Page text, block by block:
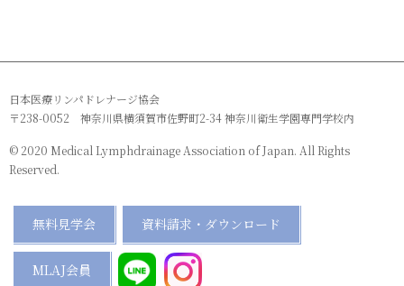
日本医療リンパドレナージ協会
〒238-0052 神奈川県横須賀市佐野町2-34 神奈川衛生学園専門学校内
© 2020 Medical Lymphdrainage Association of Japan. All Rights
Reserved.
無料見学会 資料請求・ダウンロード
MLAJ会員